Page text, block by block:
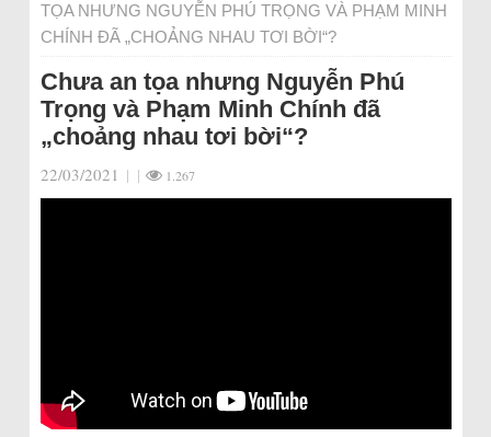
TỌA NHƯNG NGUYỄN PHÚ TRỌNG VÀ PHẠM MINH
CHÍNH ĐÃ „CHOẢNG NHAU TƠI BỜI“?
Chưa an tọa nhưng Nguyễn Phú
Trọng và Phạm Minh Chính đã
„choảng nhau tơi bời“?
22/03/2021 | | 1.267